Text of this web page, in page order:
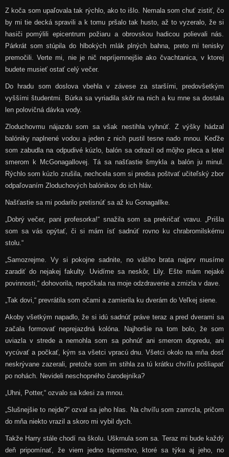
Z koča som upaľovala tak rýchlo, ako to išlo. Nemala som chuť zistiť, čo
by mi tie decká spravili a k tomu pršalo tak husto, až to vyzeralo, že si
hasiči pomýlili epicentrum požiaru a obrovskou hadicou polievali nás.
Párkrát som stúpila do hlbokých mlák plných bahna, preto mi tenisky
premočili. Verte mi, nie je nič nepríjemnejšie ako čvachtanica, v ktorej
budete musieť ostať celý večer.
Do hradu som doslova vbehla v závese za staršími, predovšetkým
vyššími študentmi. Búrka sa vyriadila skôr na nich a ku mne sa dostala
len polovičná dávka vody.
Zloduchovmu nájazdu som sa však nestihla vyhnúť. Z výšky hádzal
balóniky naplnené vodou a jeden z nich pustil tesne nado mnou. Keďže
som zabudla na odpudivé kúzlo, balón sa odrazil od môjho pleca a letel
smerom k McGonagallovej. Tá sa našťastie šmykla a balón ju minul.
Rýchlo som kúzlo zrušila, nechcela som si predsa poštvať učiteľský zbor
odpaľovaním Zloduchových balónikov do ich hláv.
Našťastie sa mi podarilo pretisnúť sa až ku Gonagallke.
„Dobrý večer, pani profesorka!“ snažila som sa prekričať vravu. „Prišla
som sa vás opýtať, či si mám ísť sadnúť rovno ku chrabromilskému
stolu.“
„Samozrejme. Vy si pokojne sadnite, no vášho brata najprv musíme
zaradiť do nejakej fakulty. Uvidíme sa neskôr, Lily. Ešte mám nejaké
povinnosti,“ dohovorila, nepočkala na moje odzdravenie a zmizla v dave.
„Tak dovi,“ prevrátila som očami a zamierila ku dverám do Veľkej siene.
Akoby všetkým napadlo, že si idú sadnúť práve teraz a pred dverami sa
začala formovať neprejazdná kolóna. Najhoršie na tom bolo, že som
uviazla v strede a nemohla som sa pohnúť ani smerom dopredu, ani
vycúvať a počkať, kým sa všetci vpracú dnu. Všetci okolo na mňa dosť
neskrývane zazerali, pretože som im stihla za tú krátku chvíľu pošliapať
po nohách. Nevideli neschopného čarodejníka?
„Uhni, Potter,“ ozvalo sa kdesi za mnou.
„Slušnejšie to nejde?“ ozval sa jeho hlas. Na chvíľu som zamrzla, pričom
do mňa niekto vrazil a skoro mi vybil dych.
Takže Harry stále chodí na školu. Uškrnula som sa. Teraz mi bude každý
deň pripomínať, že viem jedno tajomstvo, ktoré sa týka aj jeho, no